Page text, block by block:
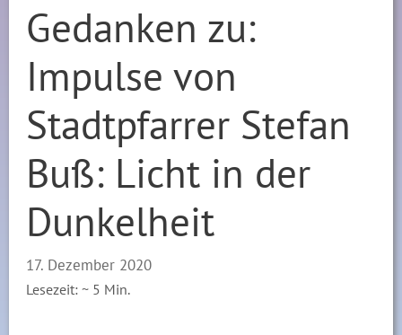
Gedanken zu:
Impulse von
Stadtpfarrer Stefan
Buß: Licht in der
Dunkelheit
17. Dezember 2020
Lesezeit: ~ 5 Min.